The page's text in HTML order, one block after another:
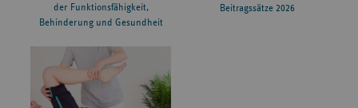
der Funktionsfähigkeit,
Behinderung und Gesundheit
Beitragssätze 2026